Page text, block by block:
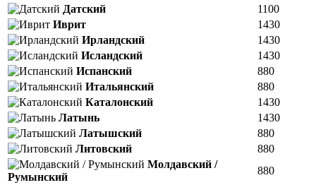
Датский
1100
Иврит
1430
Ирландский
1430
Исландский
1430
Испанский
880
Итальянский
880
Каталонский
1430
Латынь
1430
Латышский
880
Литовский
880
Молдавский /
Румынский
880